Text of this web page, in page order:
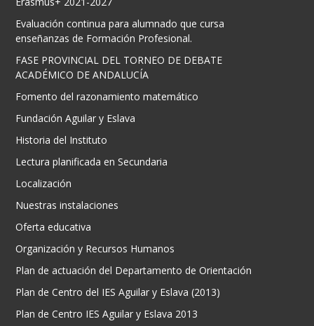
Evaluación continua para alumnado que cursa
enseñanzas de Formación Profesional.
FASE PROVINCIAL DEL TORNEO DE DEBATE
ACADÉMICO DE ANDALUCÍA
Fomento del razonamiento matemático
Fundación Aguilar y Eslava
Historia del Instituto
Lectura planificada en Secundaria
Localización
Nuestras instalaciones
Oferta educativa
Organización y Recursos Humanos
Plan de actuación del Departamento de Orientación
Plan de Centro del IES Aguilar y Eslava (2013)
Plan de Centro IES Aguilar y Eslava 2013